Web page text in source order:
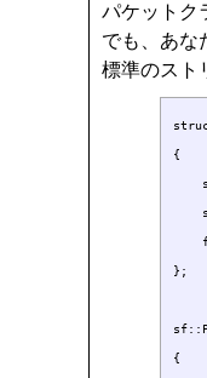
パケットク
でも、あな
標準のスト
{
};
{